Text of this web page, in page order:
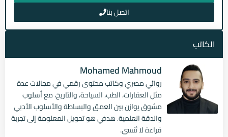
اتصل بنا
الكاتب
Mohamed Mahmoud
روائي مصري وكاتب محتوى رقمي في مجالات عدة
مثل العقارات، الطب، السياحة، والتاريخ، مع أسلوب
مشوق يوازن بين العمق والبساطة والأسلوب الأدبي
والدقة العلمية. هدفي هو تحويل المعلومة إلى تجربة
قراءة لا تُنسى.